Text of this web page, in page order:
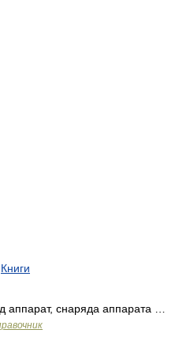
Книги
аппарат, снаряда аппарата …